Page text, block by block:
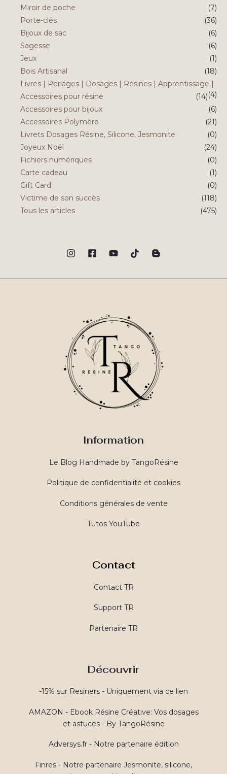
Miroir de poche
(7)
Porte-clés
(36)
Bijoux de sac
(6)
Sagesse
(6)
Jeux
(1)
Bois Artisanal
(18)
Livres | Perlages | Dosages | Résines | Apprentissage |
(4)
Accessoires pour résine
(14)
Accessoires pour bijoux
(6)
Accessoires Polymère
(21)
Livrets Dosages Résine, Silicone, Jesmonite
(0)
Joyeux Noël
(24)
Fichiers numériques
(0)
Carte cadeau
(1)
Gift Card
(0)
Victime de son succès
(118)
Tous les articles
(475)
Information
Le Blog Handmade by TangoRésine
Politique de confidentialité et cookies
Conditions générales de vente
Tutos YouTube
Contact
Contact TR
Support TR
Partenaire TR
Découvrir
-15% sur Resiners - Uniquement via ce lien
AMAZON - Ebook Résine Créative: Vos dosages
et astuces - By TangoRésine
Adversys.fr - Notre partenaire édition
Finres - Notre partenaire Jesmonite, silicone,